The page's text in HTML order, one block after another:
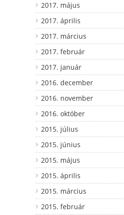
2017. május
2017. április
2017. március
2017. február
2017. január
2016. december
2016. november
2016. október
2015. július
2015. június
2015. május
2015. április
2015. március
2015. február